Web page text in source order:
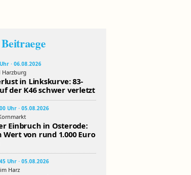
· 06.08.2026
Harzburg
in Linkskurve: 83-
der K46 schwer verletzt
Uhr · 05.08.2026
Einbruch in Osterode:
Wert von rund 1.000 Euro
Uhr · 05.08.2026
Harz